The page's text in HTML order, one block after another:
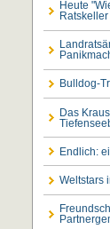
Heute
Ratskeller
Bulldog-
Das
Endlich:
Weltstars